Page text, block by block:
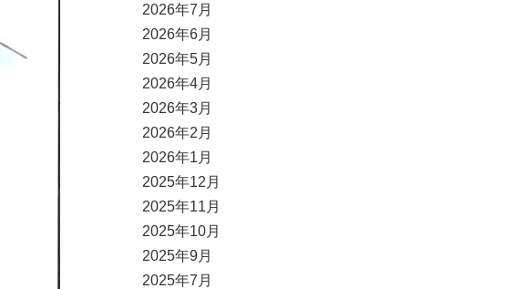
2026年7月
2026年6月
2026年5月
2026年4月
2026年3月
2026年2月
2026年1月
2025年12月
2025年11月
2025年10月
2025年9月
2025年7月